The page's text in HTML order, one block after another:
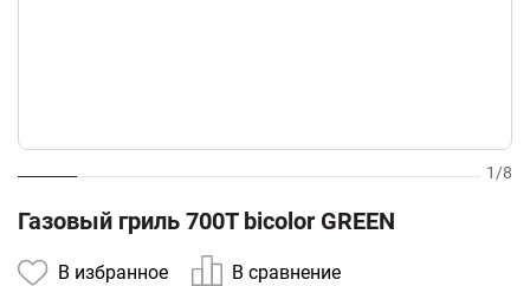
1/8
Газовый гриль 700Т bicolor GREEN
В избранное В сравнение